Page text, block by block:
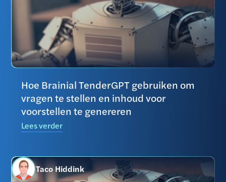
Hoe Brainial TenderGPT gebruiken om
vragen te stellen en inhoud voor
voorstellen te genereren
Lees verder
Taco Hiddink